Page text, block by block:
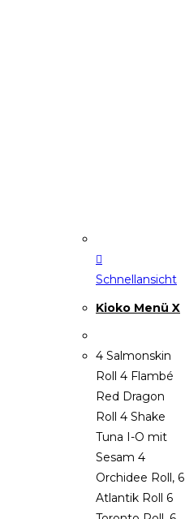
Schnellansicht
Kioko Menü X
4 Salmonskin
Roll 4 Flambé
Red Dragon
Roll 4 Shake
Tuna I-O mit
Sesam 4
Orchidee Roll, 6
Atlantik Roll 6